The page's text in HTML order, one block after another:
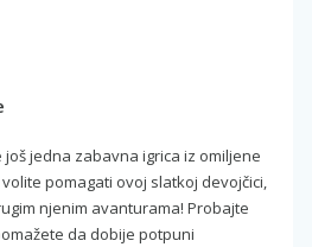
još jedna zabavna igrica iz omiljene
pomagati ovoj slatkoj devojčici,
njenim avanturama! Probajte
da dobije potpuni